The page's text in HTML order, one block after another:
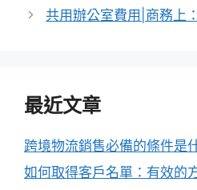
共用辦公室費用|商務上
最近文章
跨境物流銷售必備的條件是
如何取得客戶名單：有效的